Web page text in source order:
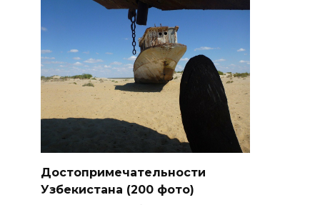
Достопримечательности
Узбекистана (200 фото)